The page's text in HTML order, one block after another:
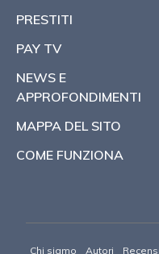
PRESTITI
PAY TV
NEWS E
APPROFONDIMENTI
MAPPA DEL SITO
COME FUNZIONA
Chi siamo Autori